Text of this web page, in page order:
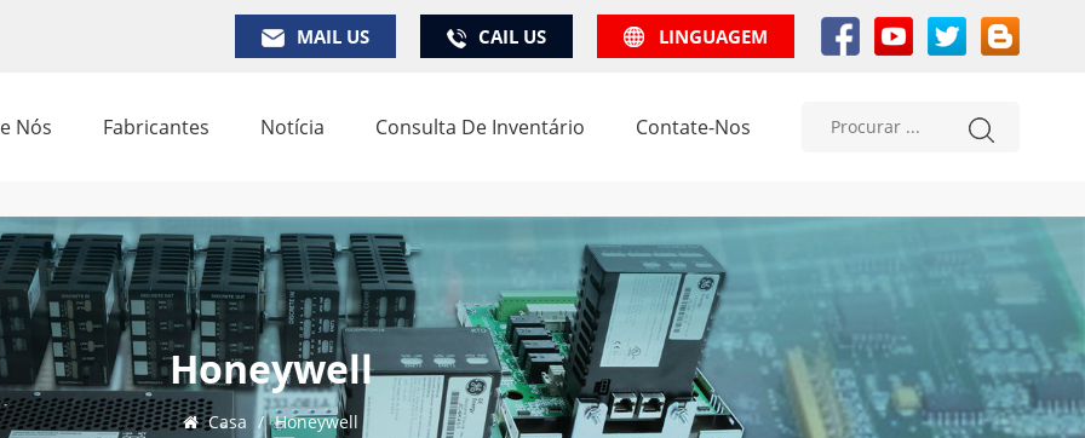
MAIL US CAIL US LINGUAGEM
Nós Fabricantes Notícia Consulta De Inventário Contate-Nos
Honeywell
Casa / Honeywell